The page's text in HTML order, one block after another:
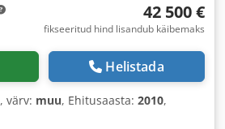
42 500 €
fikseeritud hind lisandub käibemaks
Helistada
, värv: muu, Ehitusaasta: 2010,